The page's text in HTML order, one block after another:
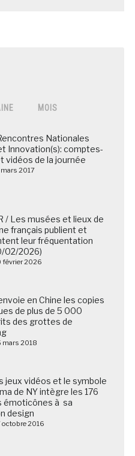
MOIS
Nationales
Innovation(s): comptes-
vidéos de la journée
mars 2017
/ Les musées et lieux de
français publient et
leur fréquentation
02/2026)
février 2026
en Chine les copies
de plus de 5 000
des grottes de
mars 2018
jeux vidéos et le symbole
de NY intègre les 176
émoticônes à sa
design
octobre 2016